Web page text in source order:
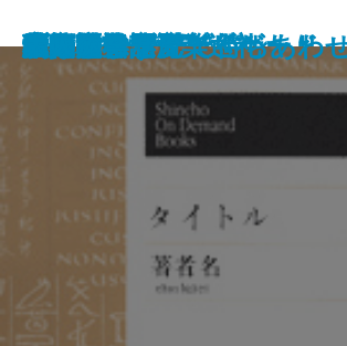
六合目の仇討
都市の遺言
幼年時代
血まみれの野獣
男たちの好日
氷原・非情のブリザード
ブラック・ジャパン
現代語訳 とわずがたり
妻と女の間(上)
妻と女の間(下)
蜜蜂乱舞
幸福村
脳は語らず
世阿彌
結婚しません
ブックストアで待ちあわ
五味康祐 音楽巡礼
私の文学漂流
暗い旅
大人の会話